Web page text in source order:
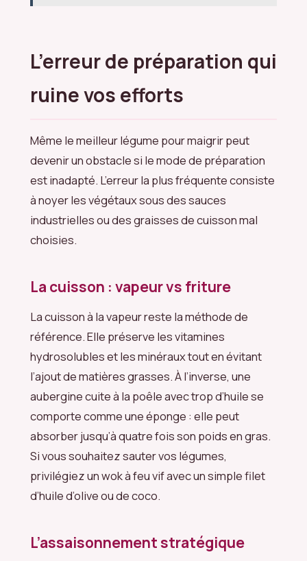
L’erreur de préparation qui
ruine vos efforts
Même le meilleur légume pour maigrir peut
devenir un obstacle si le mode de préparation
est inadapté. L’erreur la plus fréquente consiste
à noyer les végétaux sous des sauces
industrielles ou des graisses de cuisson mal
choisies.
La cuisson : vapeur vs friture
La cuisson à la vapeur reste la méthode de
référence. Elle préserve les vitamines
hydrosolubles et les minéraux tout en évitant
l’ajout de matières grasses. À l’inverse, une
aubergine cuite à la poêle avec trop d’huile se
comporte comme une éponge : elle peut
absorber jusqu’à quatre fois son poids en gras.
Si vous souhaitez sauter vos légumes,
privilégiez un wok à feu vif avec un simple filet
d’huile d’olive ou de coco.
L’assaisonnement stratégique